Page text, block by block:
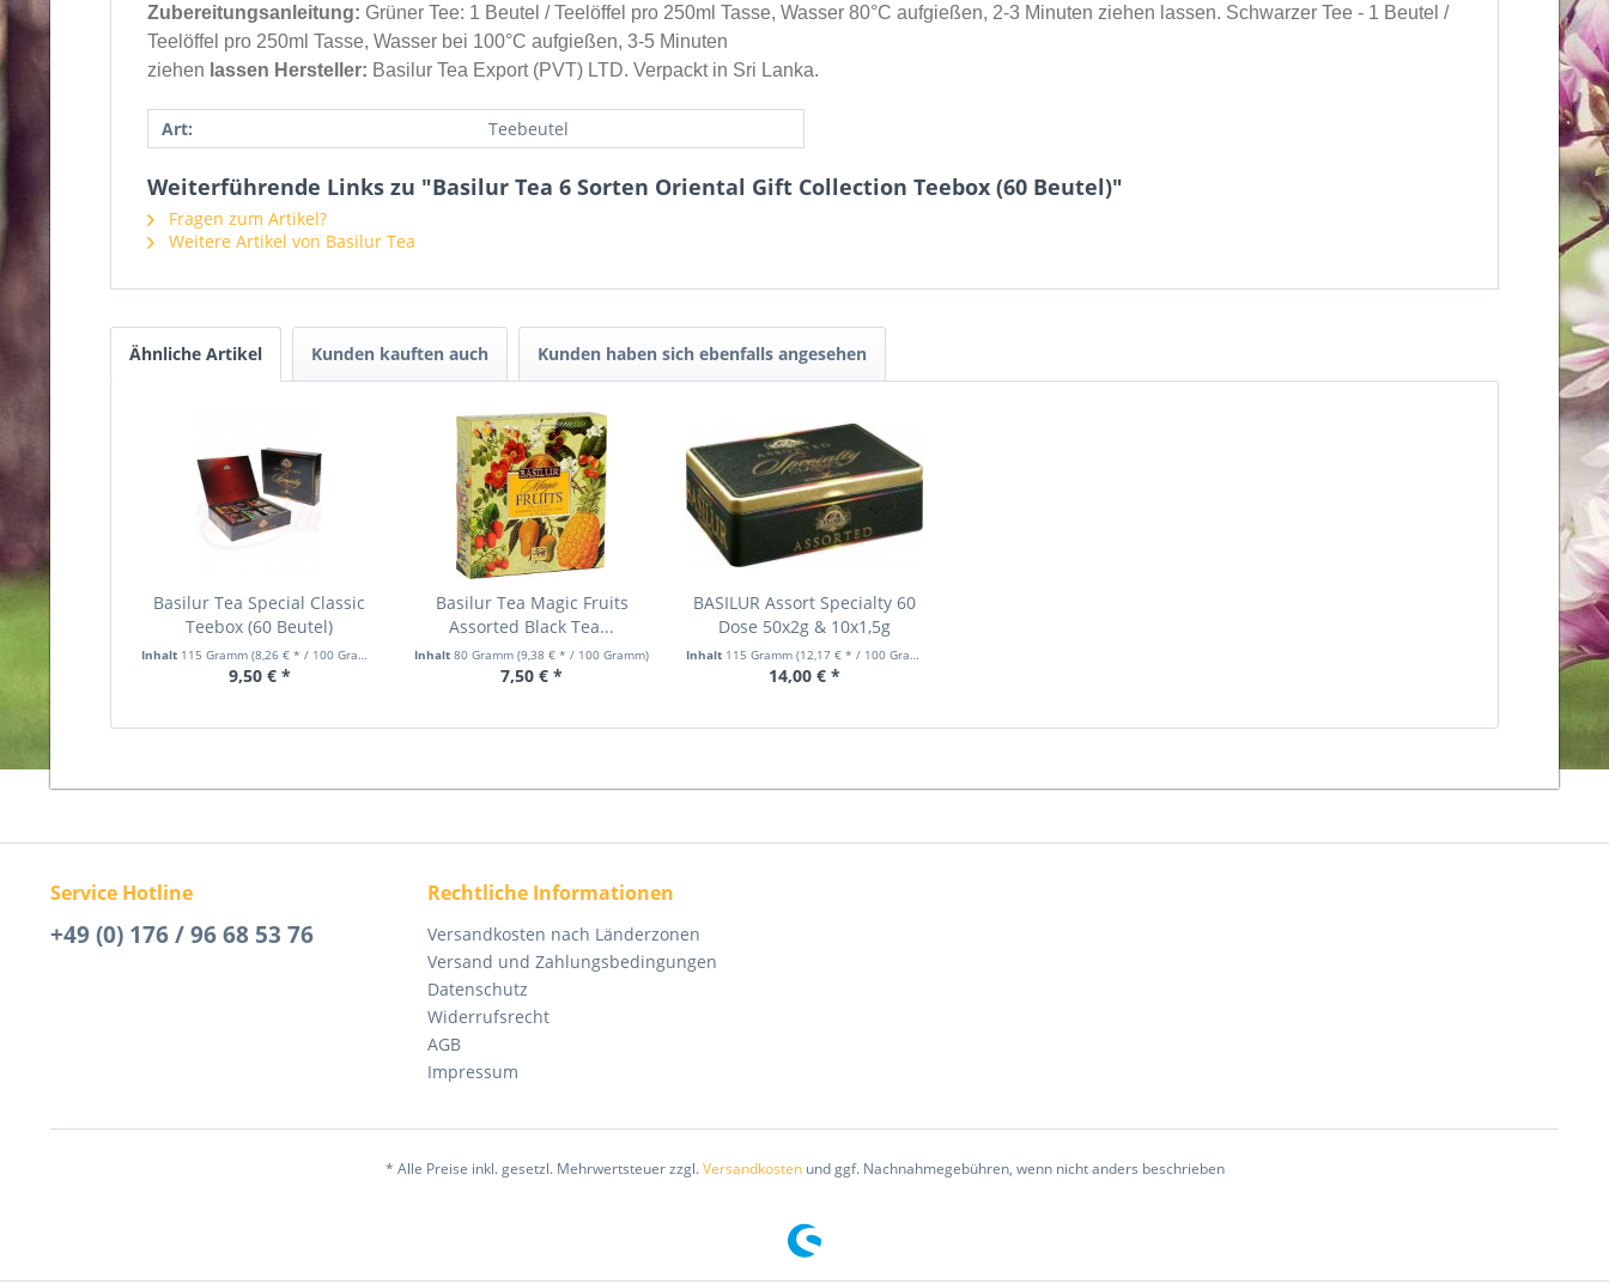
Zubereitungsanleitung: Grüner Tee: 1 Beutel / Teelöffel pro 250ml Tasse, Wasser 80°C aufgießen, 2-3 Minuten ziehen lassen. Schwarzer Tee - 1 Beutel /
Teelöffel pro 250ml Tasse, Wasser bei 100°C aufgießen, 3-5 Minuten
ziehen lassen Hersteller: Basilur Tea Export (PVT) LTD. Verpackt in Sri Lanka.
Art: Teebeutel
Weiterführende Links zu "Basilur Tea 6 Sorten Oriental Gift Collection Teebox (60 Beutel)"
Fragen zum Artikel?
Weitere Artikel von Basilur Tea
Ähnliche Artikel Kunden kauften auch Kunden haben sich ebenfalls angesehen
Basilur Tea Special Classic
Teebox (60 Beutel)
Inhalt 115 Gramm (8,26 € * / 100 Gramm)
9,50 € *
Basilur Tea Magic Fruits
Assorted Black Tea...
Inhalt80 Gramm(9,38 € * / 100 Gramm)
7,50 € *
BASILUR Assort Specialty 60
Dose 50x2g & 10x1,5g
Inhalt 115 Gramm(12,17 € * / 100 Gramm)
14,00 € *
Service Hotline
+49 (0) 176 / 96 68 53 76
Rechtliche Informationen
Versandkosten nach Länderzonen
Versand und Zahlungsbedingungen
Datenschutz
Widerrufsrecht
AGB
Impressum
* Alle Preise inkl. gesetzl. Mehrwertsteuer zzgl.Versandkostenund ggf. Nachnahmegebühren, wenn nicht anders beschrieben